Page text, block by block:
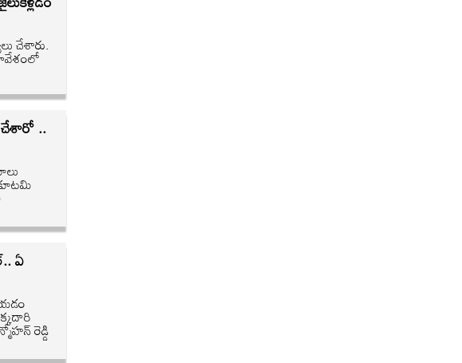
చేశారు.
చేశారో ..
ఏ
రెడ్డి